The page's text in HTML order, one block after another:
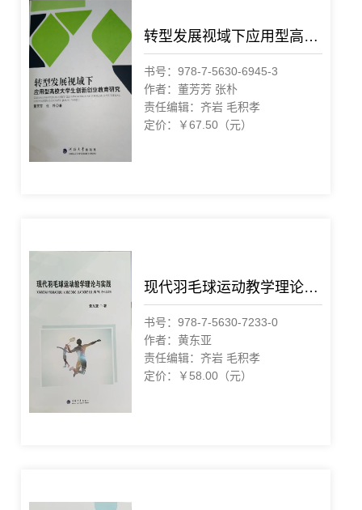
转型发展视域下应用型高校大学生创新创业教育研究
书号：978-7-5630-6945-3
作者：董芳芳 张朴
责任编辑：齐岩 毛积孝
定价：￥67.50（元）
现代羽毛球运动教学理论与实践
书号：978-7-5630-7233-0
作者：黄东亚
责任编辑：齐岩 毛积孝
定价：￥58.00（元）